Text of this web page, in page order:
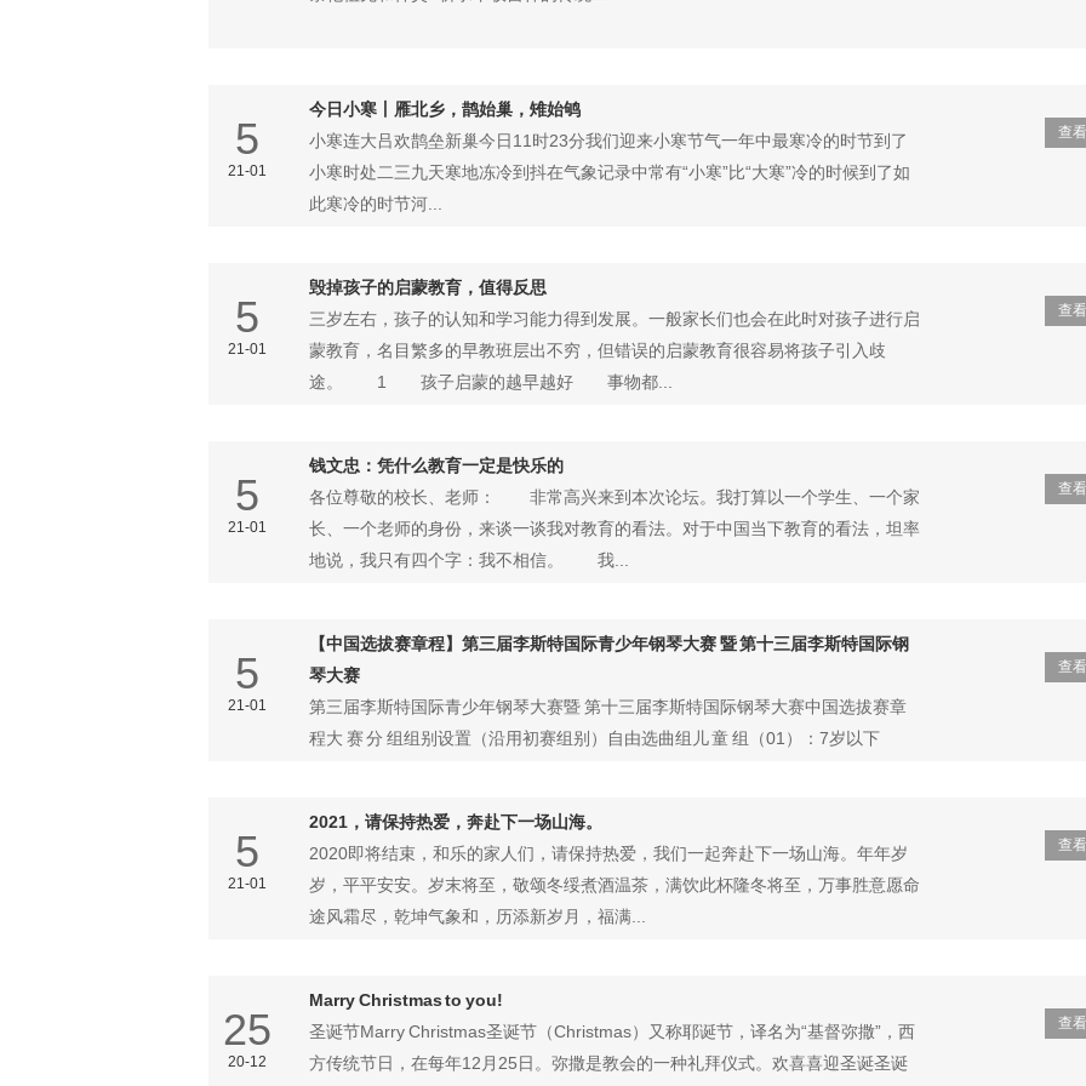
查
5
21-01
今日小寒丨雁北乡，鹊始巢，雉始鸲
小寒连大吕欢鹊垒新巢今日11时23分我们迎来小寒节气一年中最寒冷的时节到了
小寒时处二三九天寒地冻冷到抖在气象记录中常有“小寒”比“大寒”冷的时候到了如
此寒冷的时节河...
查
5
21-01
毁掉孩子的启蒙教育，值得反思
三岁左右，孩子的认知和学习能力得到发展。一般家长们也会在此时对孩子进行启
蒙教育，名目繁多的早教班层出不穷，但错误的启蒙教育很容易将孩子引入歧
途。 1 孩子启蒙的越早越好 事物都...
查
5
21-01
钱文忠：凭什么教育一定是快乐的
各位尊敬的校长、老师： 非常高兴来到本次论坛。我打算以一个学生、一个家
长、一个老师的身份，来谈一谈我对教育的看法。对于中国当下教育的看法，坦率
地说，我只有四个字：我不相信。 我...
查
5
21-01
【中国选拔赛章程】第三届李斯特国际青少年钢琴大赛 暨 第十三届李斯特国际钢
琴大赛
第三届李斯特国际青少年钢琴大赛暨 第十三届李斯特国际钢琴大赛中国选拔赛章
程大 赛 分 组组别设置（沿用初赛组别）自由选曲组儿 童 组（01）：7岁以下
查
5
21-01
2021，请保持热爱，奔赴下一场山海。
2020即将结束，和乐的家人们，请保持热爱，我们一起奔赴下一场山海。年年岁
岁，平平安安。岁末将至，敬颂冬绥煮酒温茶，满饮此杯隆冬将至，万事胜意愿命
途风霜尽，乾坤气象和，历添新岁月，福满...
查
25
20-12
Marry Christmas to you!
圣诞节Marry Christmas圣诞节（Christmas）又称耶诞节，译名为“基督弥撒”，西
方传统节日，在每年12月25日。弥撒是教会的一种礼拜仪式。欢喜喜迎圣诞圣诞